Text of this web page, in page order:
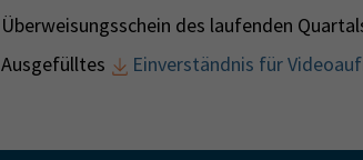
Überweisungsschein des laufenden
Ausgefülltes
Einverständnis für